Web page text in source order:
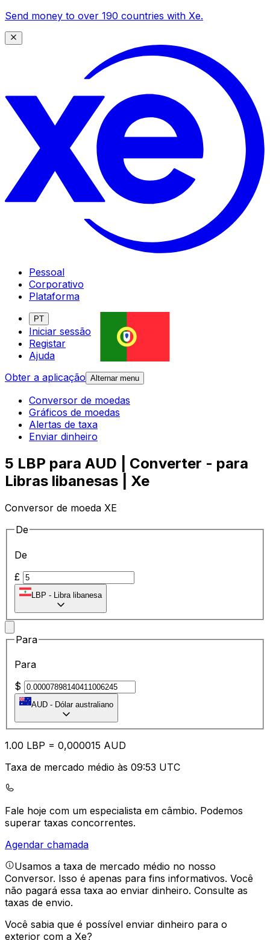
Send money to over 190 countries with Xe.
Pessoal
Corporativo
Plataforma
PT
Iniciar sessão
Registar
Ajuda
Obter a aplicação Alternar menu
Conversor de moedas
Gráficos de moedas
Alertas de taxa
Enviar dinheiro
5 LBP para AUD | Converter - para
Libras libanesas | Xe
Conversor de moeda XE
De
De
£
LBP - Libra libanesa
Para
Para
$
AUD - Dólar australiano
1.00 LBP = 0,000015 AUD
Taxa de mercado médio às 09:53 UTC
Fale hoje com um especialista em câmbio. Podemos
superar taxas concorrentes.
Agendar chamada
Usamos a taxa de mercado médio no nosso
Conversor. Isso é apenas para fins informativos. Você
não pagará essa taxa ao enviar dinheiro. Consulte as
taxas de envio.
Você sabia que é possível enviar dinheiro para o
exterior com a Xe?